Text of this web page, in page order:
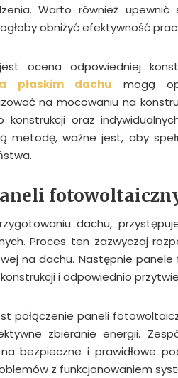
Warto również
obniżyć efektywność
ocena odpowiedniej
płaskim dachu mogą
na mocowaniu na
konstrukcji oraz
metodę, ważne jest, aby
dachu,
Proces ten zazwyczaj
na dachu. Następnie
i odpowiednio
połączenie paneli
zbieranie energii.
bezpieczne i prawidłowe
z funkcjonowaniem